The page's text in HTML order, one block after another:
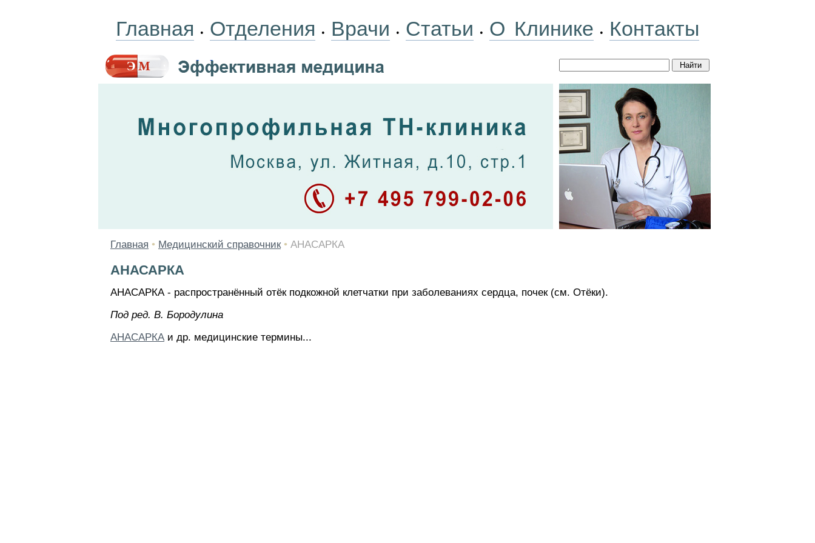
Главная • Отделения • Врачи • Статьи • О Клинике • Контакты
Главная • Медицинский справочник • АНАСАРКА
АНАСАРКА
АНАСАРКА - распространённый отёк подкожной клетчатки при заболеваниях сердца, почек (см. Отёки).
Пoд peд. B. Бopoдyлинa
АНАСАРКА и др. медицинские термины...